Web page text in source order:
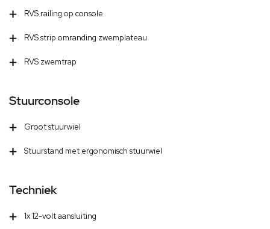
RVS railing op console
RVS strip omranding zwemplateau
RVS zwemtrap
Stuurconsole
Groot stuurwiel
Stuurstand met ergonomisch stuurwiel
Techniek
1x 12-volt aansluiting